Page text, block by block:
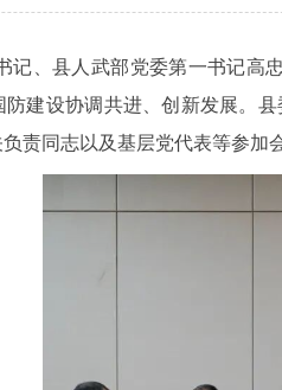
、县人武部党委第一书记高忠
建设协调共进、创新发展。
责同志以及基层党代表等参加